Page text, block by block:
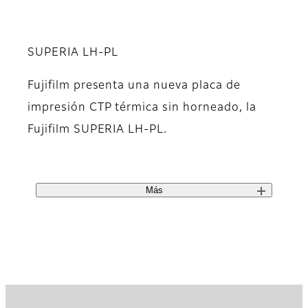
SUPERIA LH-PL
Fujifilm presenta una nueva placa de
impresión CTP térmica sin horneado, la
Fujifilm SUPERIA LH-PL.
Más